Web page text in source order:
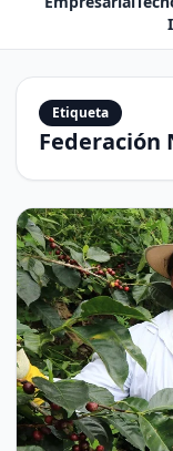
Etiqueta
Federación